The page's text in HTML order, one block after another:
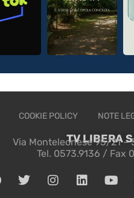
COOKIE POLICY NOTE
TV LIBERA
Via Monteleonese 95/21 –
Tel. 0573.9136 / Fax